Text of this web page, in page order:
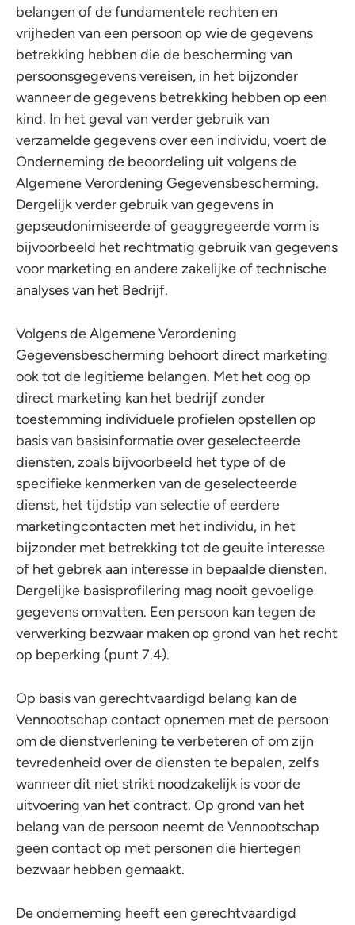
belangen of de fundamentele rechten en
vrijheden van een persoon op wie de gegevens
betrekking hebben die de bescherming van
persoonsgegevens vereisen, in het bijzonder
wanneer de gegevens betrekking hebben op een
kind. In het geval van verder gebruik van
verzamelde gegevens over een individu, voert de
Onderneming de beoordeling uit volgens de
Algemene Verordening Gegevensbescherming.
Dergelijk verder gebruik van gegevens in
gepseudonimiseerde of geaggregeerde vorm is
bijvoorbeeld het rechtmatig gebruik van gegevens
voor marketing en andere zakelijke of technische
analyses van het Bedrijf.
Volgens de Algemene Verordening
Gegevensbescherming behoort direct marketing
ook tot de legitieme belangen. Met het oog op
direct marketing kan het bedrijf zonder
toestemming individuele profielen opstellen op
basis van basisinformatie over geselecteerde
diensten, zoals bijvoorbeeld het type of de
specifieke kenmerken van de geselecteerde
dienst, het tijdstip van selectie of eerdere
marketingcontacten met het individu, in het
bijzonder met betrekking tot de geuite interesse
of het gebrek aan interesse in bepaalde diensten.
Dergelijke basisprofilering mag nooit gevoelige
gegevens omvatten. Een persoon kan tegen de
verwerking bezwaar maken op grond van het recht
op beperking (punt 7.4).
Op basis van gerechtvaardigd belang kan de
Vennootschap contact opnemen met de persoon
om de dienstverlening te verbeteren of om zijn
tevredenheid over de diensten te bepalen, zelfs
wanneer dit niet strikt noodzakelijk is voor de
uitvoering van het contract. Op grond van het
belang van de persoon neemt de Vennootschap
geen contact op met personen die hiertegen
bezwaar hebben gemaakt.
De onderneming heeft een gerechtvaardigd